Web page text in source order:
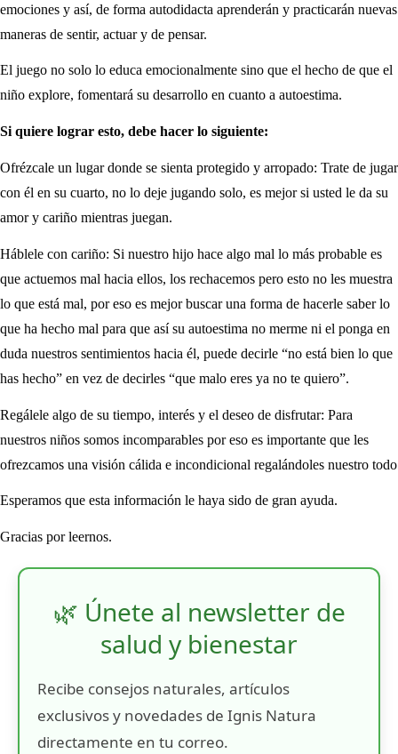
emociones y así, de forma autodidacta aprenderán y practicarán nuevas
maneras de sentir, actuar y de pensar.
El juego no solo lo educa emocionalmente sino que el hecho de que el
niño explore, fomentará su desarrollo en cuanto a autoestima.
Si quiere lograr esto, debe hacer lo siguiente:
Ofrézcale un lugar donde se sienta protegido y arropado: Trate de jugar
con él en su cuarto, no lo deje jugando solo, es mejor si usted le da su
amor y cariño mientras juegan.
Háblele con cariño: Si nuestro hijo hace algo mal lo más probable es
que actuemos mal hacia ellos, los rechacemos pero esto no les muestra
lo que está mal, por eso es mejor buscar una forma de hacerle saber lo
que ha hecho mal para que así su autoestima no merme ni el ponga en
duda nuestros sentimientos hacia él, puede decirle “no está bien lo que
has hecho” en vez de decirles “que malo eres ya no te quiero”.
Regálele algo de su tiempo, interés y el deseo de disfrutar: Para
nuestros niños somos incomparables por eso es importante que les
ofrezcamos una visión cálida e incondicional regalándoles nuestro todo
Esperamos que esta información le haya sido de gran ayuda.
Gracias por leernos.
🌿 Únete al newsletter de
salud y bienestar
Recibe consejos naturales, artículos
exclusivos y novedades de Ignis Natura
directamente en tu correo.